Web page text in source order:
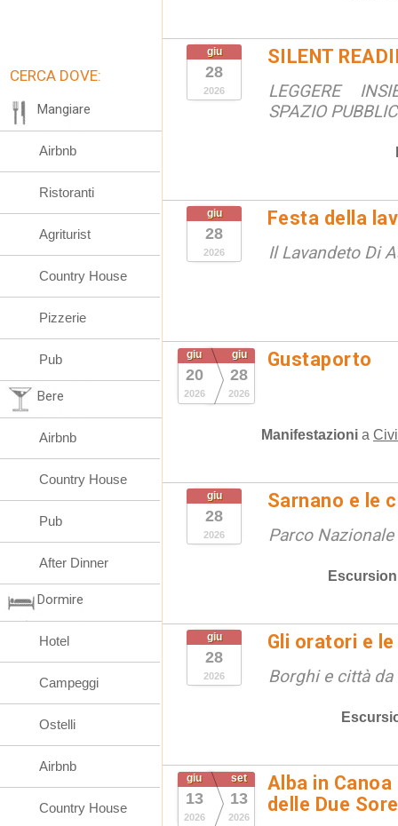
giu
28
2026
SILENT
LEGGERE
SPAZIO
giu
28
2026
Festa della
Il Lavandeto Di
giu
20
2026
giu
28
2026
Gustaporto
Manifestazioni a
giu
28
2026
Sarnano e le
Parco
giu
28
2026
Gli oratori e
Borghi e città
giu
13
2026
set
13
2026
Alba in
delle Due
CERCA DOVE:
Mangiare
Airbnb
Ristoranti
Agriturist
Country House
Pizzerie
Pub
Bere
Airbnb
Country House
Pub
After Dinner
Dormire
Hotel
Campeggi
Ostelli
Airbnb
Country House